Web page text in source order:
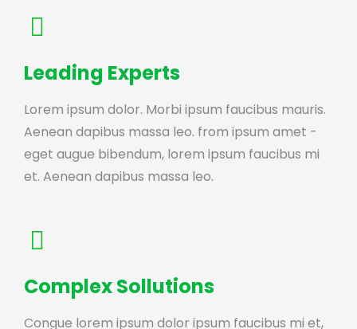
Leading Experts
Lorem ipsum dolor. Morbi ipsum faucibus mauris.
Aenean dapibus massa leo. from ipsum amet -
eget augue bibendum, lorem ipsum faucibus mi
et. Aenean dapibus massa leo.
Complex Sollutions
Congue lorem ipsum dolor ipsum faucibus mi et,